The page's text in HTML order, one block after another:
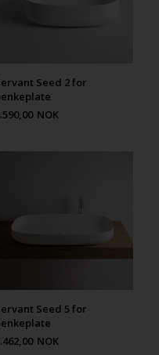
Seed 2 for
NOK
Seed 5 for
NOK